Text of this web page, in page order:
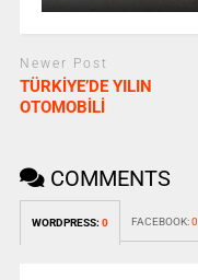
Newer Post
TÜRKİYE’DE YILIN
OTOMOBİLİ
COMMENTS
WORDPRESS: 0 FACEBOOK:0